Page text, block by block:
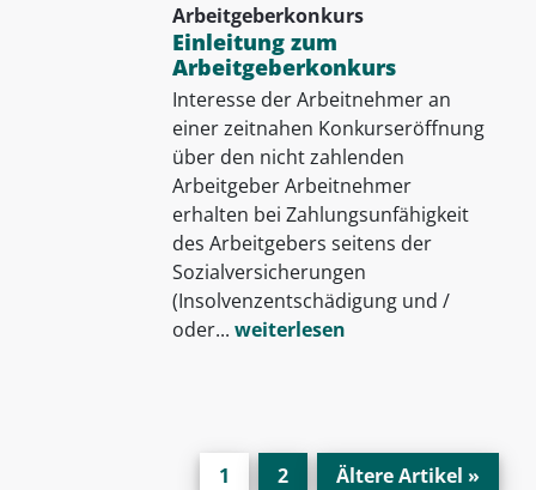
Arbeitgeberkonkurs
Einleitung zum
Arbeitgeberkonkurs
Interesse der Arbeitnehmer an
einer zeitnahen Konkurseröffnung
über den nicht zahlenden
Arbeitgeber Arbeitnehmer
erhalten bei Zahlungsunfähigkeit
des Arbeitgebers seitens der
Sozialversicherungen
(Insolvenzentschädigung und /
oder... weiterlesen
1 2 Ältere Artikel »